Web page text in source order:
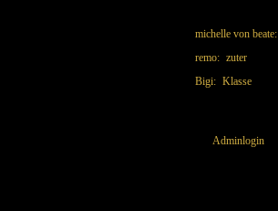
michelle von beate:
remo: zuter
Bigi: Klasse
Adminlogin